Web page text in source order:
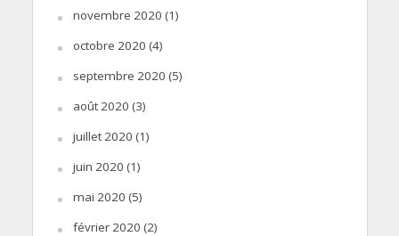
novembre 2020 (1)
octobre 2020 (4)
septembre 2020 (5)
août 2020 (3)
juillet 2020 (1)
juin 2020 (1)
mai 2020 (5)
février 2020 (2)